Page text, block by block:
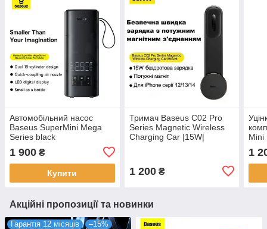
Автомобільний насос
Baseus SuperMini Mega
Series black
1 900 ₴
Купити
Тримач Baseus C02 Pro
Series Magnetic Wireless
Charging Car |15W|
1 200₴
Mini
1
Акційні пропозиції та новинки
Гарантія 12 місяців –15%